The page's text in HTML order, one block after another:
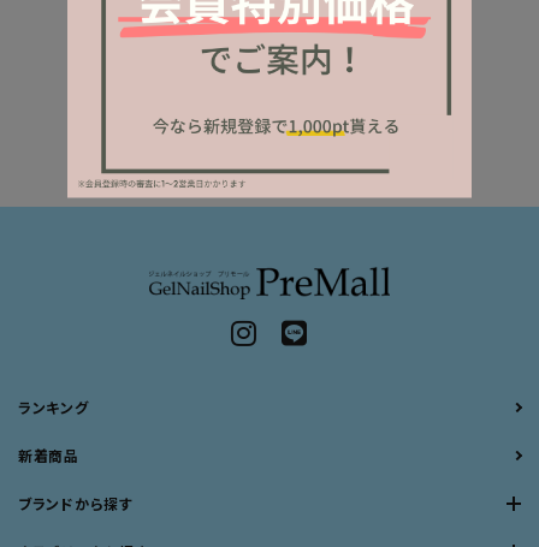
ランキング
新着商品
ブランドから探す